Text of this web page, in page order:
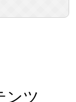
ンツ